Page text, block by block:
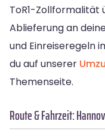
ToR1-Zollformalität
Ablieferung an
und Einreiseregeln
du auf unserer
Themenseite.
Route & Fahrzeit: